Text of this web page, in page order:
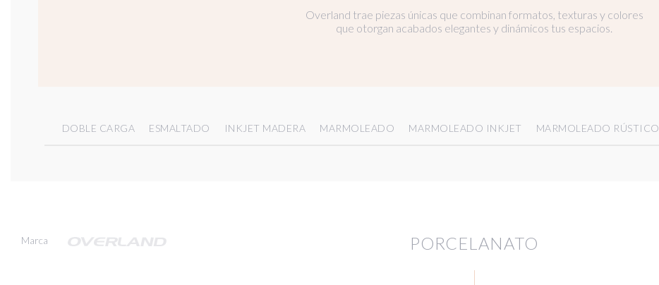
Overland trae piezas únicas que combinan formatos, texturas y colores
que otorgan acabados elegantes y dinámicos tus espacios.
DOBLE CARGA ESMALTADO INKJET MADERA MARMOLEADO MARMOLEADO INKJET MARMOLEADO RÚSTICO
Marca PORCELANATO